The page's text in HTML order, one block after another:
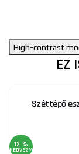
High-contrast
EZ
Széttépő
12 %
KEDVEZMÉNY